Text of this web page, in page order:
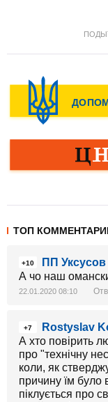
ТОП
+10
ПП Уксусов
А чо наш
22.01.2020 08:10
+7
Rostyslav
А хто повірить
про "технічну
коли, як
причину їм було
піклується про